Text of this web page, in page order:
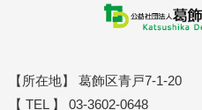
【所在地】 葛飾区青戸7-1-20
【 TEL 】 03-3602-0648